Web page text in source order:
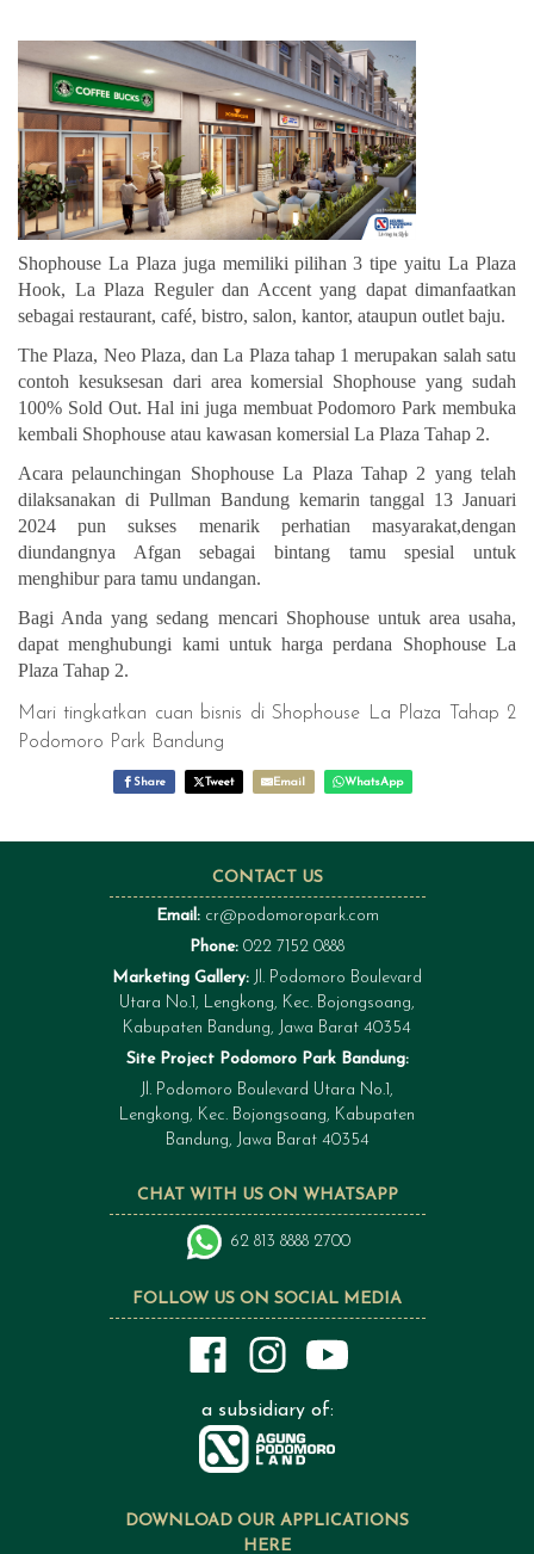
Shophouse La Plaza juga memiliki pilihan 3 tipe yaitu La Plaza
Hook, La Plaza Reguler dan Accent yang dapat dimanfaatkan
sebagai restaurant, café, bistro, salon, kantor, ataupun outlet baju.
The Plaza, Neo Plaza, dan La Plaza tahap 1 merupakan salah satu
contoh kesuksesan dari area komersial Shophouse yang sudah
100% Sold Out. Hal ini juga membuat Podomoro Park membuka
kembali Shophouse atau kawasan komersial La Plaza Tahap 2.
Acara pelaunchingan Shophouse La Plaza Tahap 2 yang telah
dilaksanakan di Pullman Bandung kemarin tanggal 13 Januari
2024 pun sukses menarik perhatian masyarakat,dengan
diundangnya Afgan sebagai bintang tamu spesial untuk
menghibur para tamu undangan.
Bagi Anda yang sedang mencari Shophouse untuk area usaha,
dapat menghubungi kami untuk harga perdana Shophouse La
Plaza Tahap 2.
Mari tingkatkan cuan bisnis di Shophouse La Plaza Tahap 2
Podomoro Park Bandung
Share Tweet Email WhatsApp
FOLLOW US ON SOCIAL MEDIA
a subsidiary of:
CHAT WITH US ON WHATSAPP
62 813 8888 2700
DOWNLOAD OUR APPLICATIONS
HERE
CONTACT US
Email: cr@podomoropark.com
Phone: 022 7152 0888
Marketing Gallery: Jl. Podomoro Boulevard
Utara No.1, Lengkong, Kec. Bojongsoang,
Kabupaten Bandung, Jawa Barat 40354
Site Project Podomoro Park Bandung:
Jl. Podomoro Boulevard Utara No.1,
Lengkong, Kec. Bojongsoang, Kabupaten
Bandung, Jawa Barat 40354